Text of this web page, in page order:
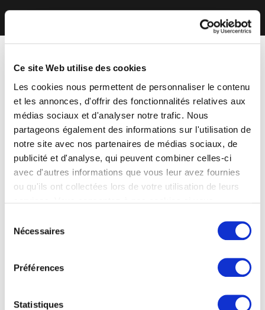
Ce site Web utilise des cookies
Les cookies nous permettent de personnaliser le contenu
et les annonces, d'offrir des fonctionnalités relatives aux
médias sociaux et d'analyser notre trafic. Nous
partageons également des informations sur l'utilisation de
notre site avec nos partenaires de médias sociaux, de
publicité et d'analyse, qui peuvent combiner celles-ci
avec d'autres informations que vous leur avez fournies
ou qu'ils ont collectées lors de votre utilisation de leurs
Nécessaires
Préférences
Statistiques